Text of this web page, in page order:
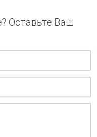
Оставьте Ваш